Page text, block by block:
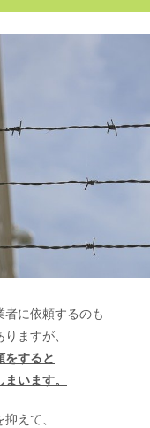
気？症状別にまと
者に依頼するのも
ますが、
をすると
います。
えて、